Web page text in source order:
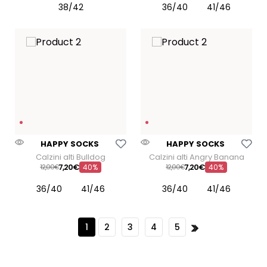
38/42 36/40 41/46
HAPPY SOCKS Aggiungi Alla Lista Dei Desideri
Calzini alti Bulldog
1200€7,20€ 40%
36/40 41/46
HAPPY SOCKS Aggiungi Alla Lista
Calzini alti Angry Banana
1200€7,20€ 40%
36/40 41/46
1 2 3 4 5